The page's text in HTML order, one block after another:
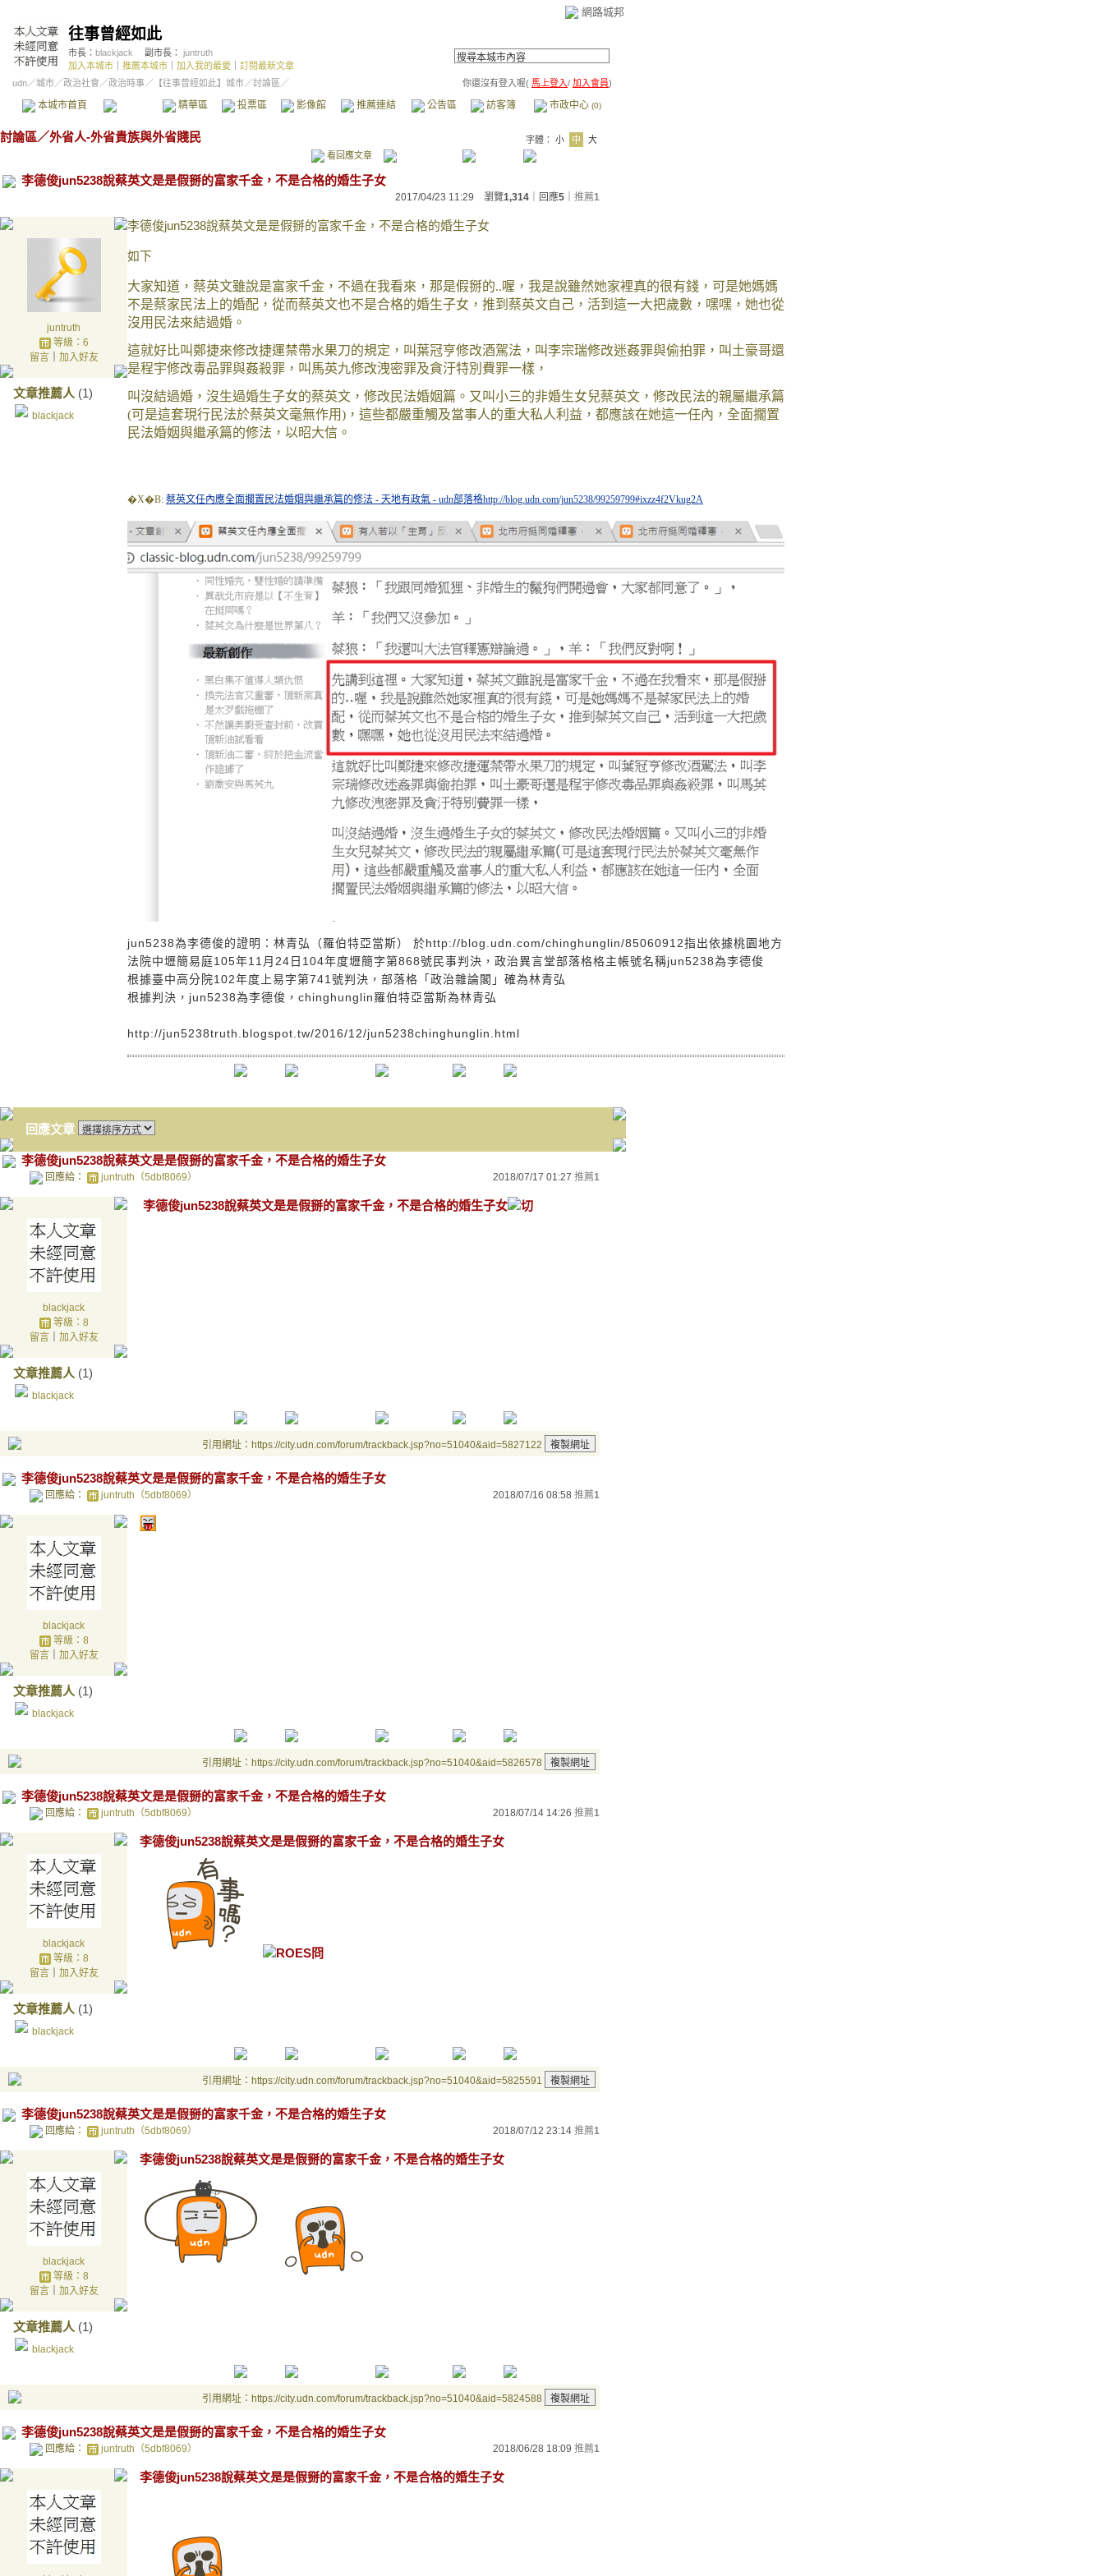
網路城邦
往事曾經如此
市長： blackjack 副市長： juntruth
加入本城市
推薦本城市 加入我的最愛
訂閱最新文章
udn／城市／政治社會 ／政治時事／ 【往事曾經如此】城市／討論區／ 你還沒有登入喔( 馬上登入/ 加入會員)
本城市首頁 精華區 投票區 影像館 推薦連結 公告區 訪客簿 市政中心 (0)
討論區／外省人-外省貴族與外省賤民 字體： 小 中
大
看回應文章
李德俊jun5238說蔡英文是是假掰的富家千金，不是合格的婚生子女
2017/04/23 11:29 瀏覽1,314 ｜回應5 推薦1
juntruth
等級：6
留言｜ 加入好友
文章推薦人 (1)
blackjack
李德俊jun5238說蔡英文是是假掰的富家千金，不是合格的婚生子女
如下
大家知道，蔡英文雖說是富家千金，不過在我看來，那是假掰的..喔，我是說雖然她家裡真的很有錢，可是她媽媽
不是蔡家民法上的婚配，從而蔡英文也不是合格的婚生子女，推到蔡英文自己，活到這一大把歲數，嘿嘿，她也從
沒用民法來結過婚。
這就好比叫鄭捷來修改捷運禁帶水果刀的規定，叫葉冠亨修改酒駕法，叫李宗瑞修改迷姦罪與偷拍罪，叫土豪哥還
是程宇修改毒品罪與姦殺罪，叫馬英九修改洩密罪及貪汙特別費罪一樣，
叫沒結過婚，沒生過婚生子女的蔡英文，修改民法婚姻篇。又叫小三的非婚生女兒蔡英文，修改民法的親屬繼承篇
(可是這套現行民法於蔡英文毫無作用)，這些都嚴重觸及當事人的重大私人利益，都應該在她這一任內，全面擱置
民法婚姻與繼承篇的修法，以昭大信。
�X�B: 蔡英文任內應全面擱置民法婚姻與繼承篇的修法 - 天地有政氣 - udn部落格http://blog.udn.com/jun5238/99259799#ixzz4f2Vkug2A
jun5238為李德俊的證明：林青弘（羅伯特亞當斯） 於http://blog.udn.com/chinghunglin/85060912指出依據桃園地方
法院中壢簡易庭105年11月24日104年度壢簡字第868號民事判決，政治異言堂部落格格主帳號名稱jun5238為李德俊
根據臺中高分院102年度上易字第741號判決，部落格「政治雜論閣」確為林青弘
根據判決，jun5238為李德俊，chinghunglin羅伯特亞當斯為林青弘
http://jun5238truth.blogspot.tw/2016/12/jun5238chinghunglin.html
回應文章
李德俊jun5238說蔡英文是是假掰的富家千金，不是合格的婚生子女
回應給： juntruth（5dbf8069） 2018/07/17 01:27 推薦1
blackjack
等級：8
留言｜ 加入好友
文章推薦人 (1)
blackjack
李德俊jun5238說蔡英文是是假掰的富家千金，不是合格的婚生子女
引用網址：https://city.udn.com/forum/trackback.jsp?no=51040&aid=5827122
李德俊jun5238說蔡英文是是假掰的富家千金，不是合格的婚生子女
回應給： juntruth（5dbf8069） 2018/07/16 08:58 推薦1
blackjack
等級：8
留言｜ 加入好友
文章推薦人 (1)
blackjack
引用網址：https://city.udn.com/forum/trackback.jsp?no=51040&aid=5826578
李德俊jun5238說蔡英文是是假掰的富家千金，不是合格的婚生子女
回應給： juntruth（5dbf8069） 2018/07/14 14:26 推薦1
blackjack
等級：8
留言｜ 加入好友
文章推薦人 (1)
blackjack
李德俊jun5238說蔡英文是是假掰的富家千金，不是合格的婚生子女
引用網址：https://city.udn.com/forum/trackback.jsp?no=51040&aid=5825591
李德俊jun5238說蔡英文是是假掰的富家千金，不是合格的婚生子女
回應給： juntruth（5dbf8069） 2018/07/12 23:14 推薦1
blackjack
等級：8
留言｜ 加入好友
文章推薦人 (1)
blackjack
李德俊jun5238說蔡英文是是假掰的富家千金，不是合格的婚生子女
引用網址：https://city.udn.com/forum/trackback.jsp?no=51040&aid=5824588
李德俊jun5238說蔡英文是是假掰的富家千金，不是合格的婚生子女
回應給： juntruth（5dbf8069） 2018/06/28 18:09 推薦1
李德俊jun5238說蔡英文是是假掰的富家千金，不是合格的婚生子女